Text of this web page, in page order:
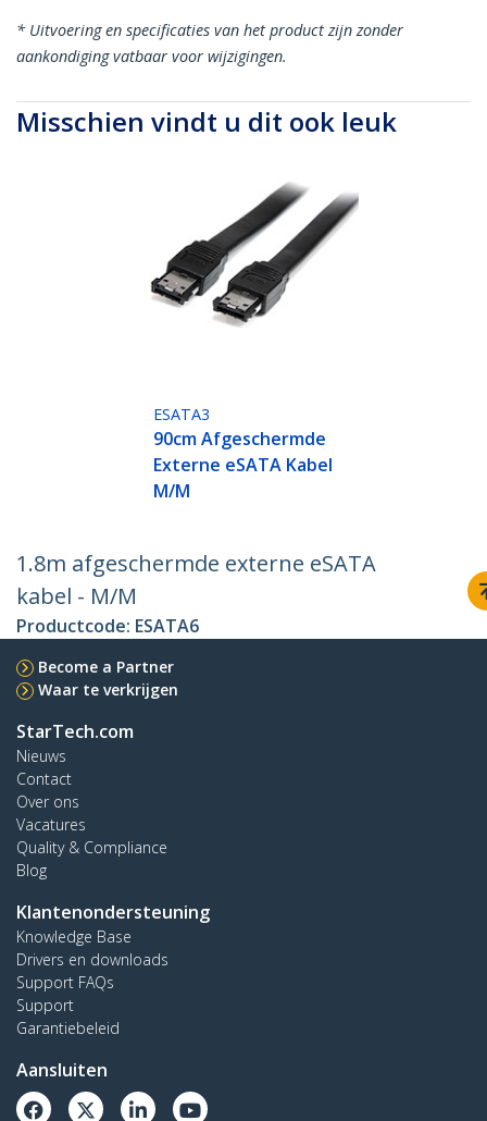
* Uitvoering en specificaties van het product zijn zonder
aankondiging vatbaar voor wijzigingen.
Misschien vindt u dit ook leuk
ESATA3
90cm Afgeschermde
Externe eSATA Kabel
M/M
1.8m afgeschermde externe eSATA
kabel - M/M
Productcode: ESATA6
Become a Partner
Waar te verkrijgen
StarTech.com
Nieuws
Contact
Over ons
Vacatures
Quality & Compliance
Blog
Klantenondersteuning
Knowledge Base
Drivers en downloads
Support FAQs
Support
Garantiebeleid
Aansluiten